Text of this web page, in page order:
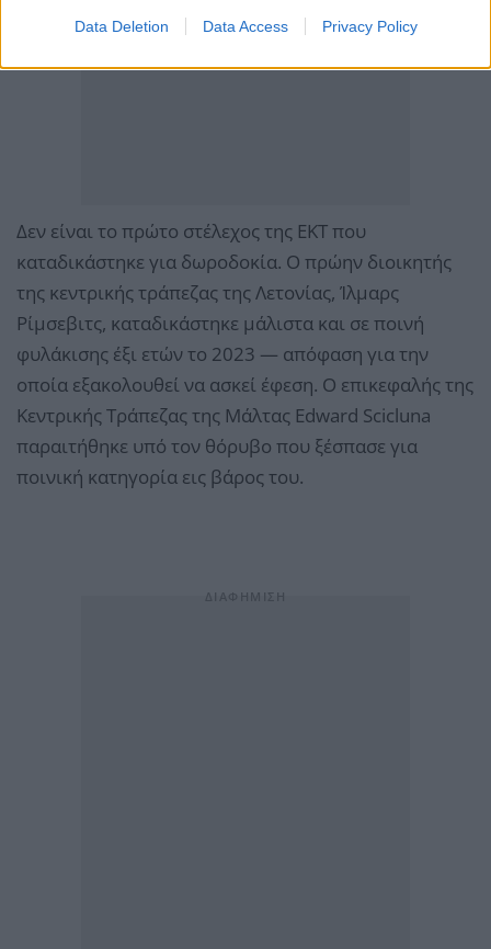
Data Deletion Data Access Privacy Policy
Δεν είναι το πρώτο στέλεχος της ΕΚΤ που
καταδικάστηκε για δωροδοκία. Ο πρώην διοικητής
της κεντρικής τράπεζας της Λετονίας, Ίλμαρς
Ρίμσεβιτς, καταδικάστηκε μάλιστα και σε ποινή
φυλάκισης έξι ετών το 2023 — απόφαση για την
οποία εξακολουθεί να ασκεί έφεση. Ο επικεφαλής της
Κεντρικής Τράπεζας της Μάλτας Edward Scicluna
παραιτήθηκε υπό τον θόρυβο που ξέσπασε για
ποινική κατηγορία εις βάρος του.